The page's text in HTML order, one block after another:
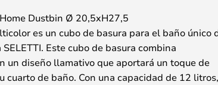
Dustbin Ø 20,5xH27,5
es un cubo de basura para el baño único
Este cubo de basura combina
un diseño llamativo que aportará un toque de
cuarto de baño. Con una capacidad de 12 litros,